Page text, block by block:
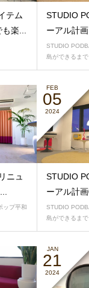
テム
楽...
STUDIO
ーアル計画
STUDIO
島ができるまで
ニュ
ップ平和
FEB
05
2024
STUDIO
ーアル計
STUDIO
島ができるまで
JAN
21
2024